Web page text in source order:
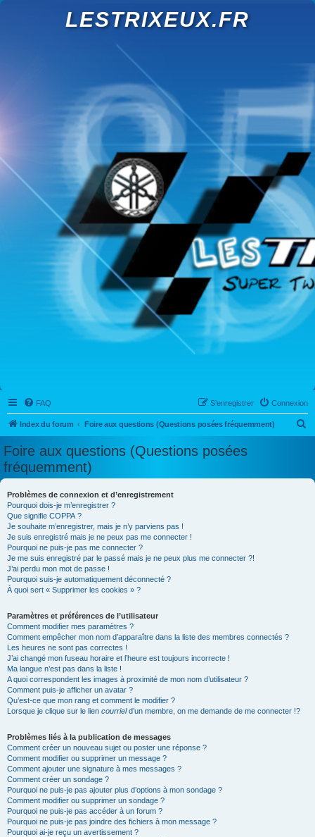
LESTRIXEUX.FR
FAQ Connexion
S’enregistrer
Index du forum Foire aux questions (Questions posées fréquemment)
Foire aux questions (Questions posées
fréquemment)
Problèmes de connexion et d’enregistrement
Pourquoi dois-je m’enregistrer ?
Que signifie COPPA ?
Je souhaite m’enregistrer, mais je n’y parviens pas !
Je suis enregistré mais je ne peux pas me connecter !
Pourquoi ne puis-je pas me connecter ?
Je me suis enregistré par le passé mais je ne peux plus me connecter ?!
J’ai perdu mon mot de passe !
Pourquoi suis-je automatiquement déconnecté ?
À quoi sert « Supprimer les cookies » ?
Paramètres et préférences de l’utilisateur
Comment modifier mes paramètres ?
Comment empêcher mon nom d’apparaître dans la liste des membres connectés ?
Les heures ne sont pas correctes !
J’ai changé mon fuseau horaire et l’heure est toujours incorrecte !
Ma langue n’est pas dans la liste !
A quoi correspondent les images à proximité de mon nom d’utilisateur ?
Comment puis-je afficher un avatar ?
Qu’est-ce que mon rang et comment le modifier ?
Lorsque je clique sur le lien courrield’un membre, on me demande de me connecter !?
Problèmes liés à la publication de messages
Comment créer un nouveau sujet ou poster une réponse ?
Comment modifier ou supprimer un message ?
Comment ajouter une signature à mes messages ?
Comment créer un sondage ?
Pourquoi ne puis-je pas ajouter plus d’options à mon sondage ?
Comment modifier ou supprimer un sondage ?
Pourquoi ne puis-je pas accéder à un forum ?
Pourquoi ne puis-je pas joindre des fichiers à mon message ?
Pourquoi ai-je reçu un avertissement ?